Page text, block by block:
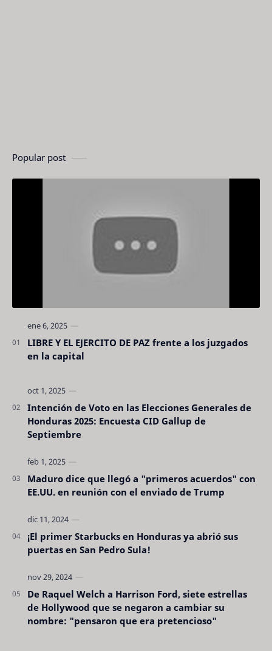
Popular post
LIBRE Y EL EJERCITO DE PAZ frente a los juzgados
en la capital
Intención de Voto en las Elecciones Generales de
Honduras 2025: Encuesta CID Gallup de
Septiembre
Maduro dice que llegó a "primeros acuerdos" con
EE.UU. en reunión con el enviado de Trump
¡El primer Starbucks en Honduras ya abrió sus
puertas en San Pedro Sula!
De Raquel Welch a Harrison Ford, siete estrellas
de Hollywood que se negaron a cambiar su
nombre: "pensaron que era pretencioso"